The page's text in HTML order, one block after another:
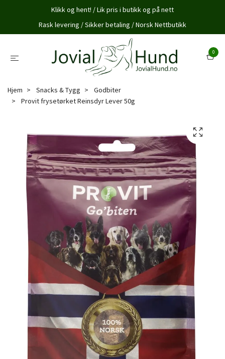
Klikk og hent! / Lik pris i butikk og på nett
Rask levering / Sikker betaling / Norsk Nettbutikk
0
Hjem Snacks & Tygg
Godbiter
Provit frysetørket Reinsdyr Lever 50g